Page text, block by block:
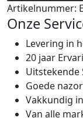
Artikelnummer:
Onze
Levering in
20 jaar
Uitstekende
Goede
Vakkundig
Van alle